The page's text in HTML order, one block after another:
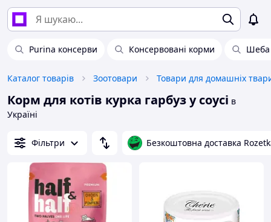
Purina консерви Консервовані корми Шеба
Каталог товарів Зоотовари
Корм для котів курка гарбуз у соусі в
Україні
Фільтри Безкоштовна доставка